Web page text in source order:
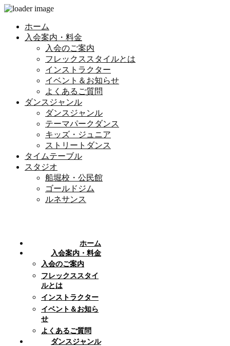
ホーム
入会案内・料金
入会のご案内
フレックススタイルとは
インストラクター
イベント＆お知らせ
よくあるご質問
ダンスジャンル
ダンスジャンル
テーマパークダンス
キッズ・ジュニア
ストリートダンス
タイムテーブル
スタジオ
船堀校・公民館
ゴールドジム
ルネサンス
ホーム
入会案内・料金
入会のご案内
フレックススタイ
ルとは
インストラクター
イベント＆お知ら
せ
よくあるご質問
ダンスジャンル